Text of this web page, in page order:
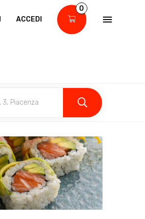
ACCEDI
0